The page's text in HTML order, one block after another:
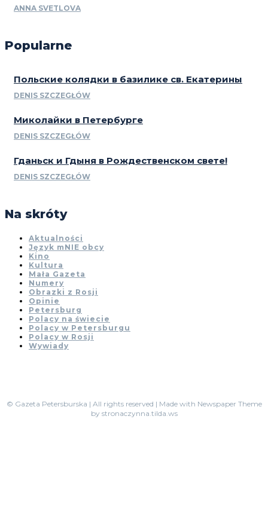
ANNA SVETLOVA
Popularne
Польские колядки в базилике св. Екатерины
DENIS SZCZEGŁÓW
Миколайки в Петербурге
DENIS SZCZEGŁÓW
Гданьск и Гдыня в Рождественском свете!
DENIS SZCZEGŁÓW
Na skróty
Aktualności
Język mNIE obcy
Kino
Kultura
Mała Gazeta
Numery
Obrazki z Rosji
Opinie
Petersburg
Polacy na świecie
Polacy w Petersburgu
Polacy w Rosji
Wywiady
© Gazeta Petersburska | All rights reserved | Made with Newspaper Theme
by stronaczynna.tilda.ws